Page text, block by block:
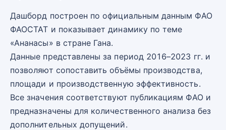
Дашборд построен по официальным данным ФАО
ФАОСТАТ и показывает динамику по теме
«Ананасы» в стране Гана.
Данные представлены за период 2016–2023 гг. и
позволяют сопоставить объёмы производства,
площади и производственную эффективность.
Все значения соответствуют публикациям ФАО и
предназначены для количественного анализа без
дополнительных допущений.